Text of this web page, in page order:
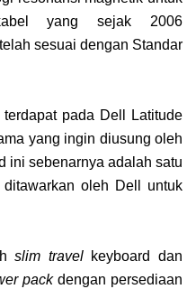
yang sejak 2006
sesuai dengan Standar
terdapat pada Dell Latitude
yang ingin diusung oleh
ini sebenarnya adalah satu
oleh Dell untuk
slim travelkeyboard dan
packdengan persediaan